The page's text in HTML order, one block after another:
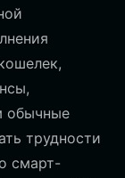
обычные
трудности
смарт-